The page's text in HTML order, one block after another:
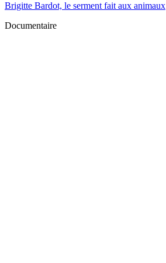
Brigitte Bardot, le serment fait aux animaux
Documentaire